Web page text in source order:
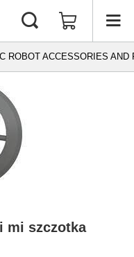
ROBOT ACCESSORIES AND
mi szczotka